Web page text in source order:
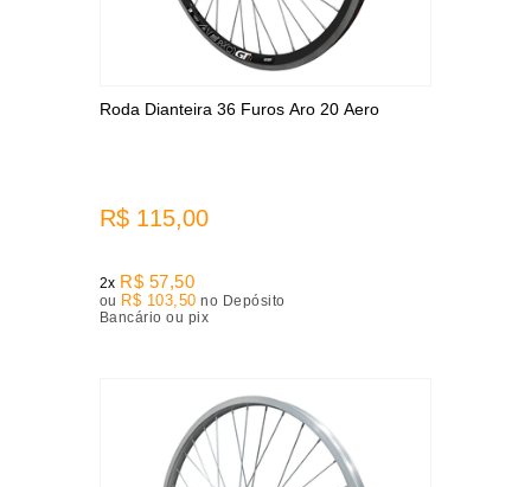
Roda Dianteira 36 Furos Aro 20 Aero
R$ 115,00
2x R$ 57,50
ou R$ 103,50 no Depósito
Bancário ou pix